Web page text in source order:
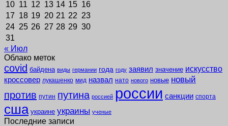
10 11 12 13 14 15 16
17 18 19 20 21 22 23
24 25 26 27 28 29 30
31
« Июл
Облако меток
covid байдена виды германии года году заявил значение искусство
кроссовер лукашенко мид назвал нато нового новые новый
против путин путина россией россии санкции спорта
сша украине украины ученые
Последние записи